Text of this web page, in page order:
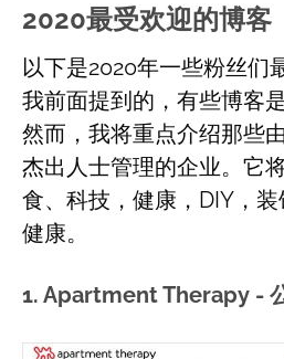
2020最受欢迎的博客
以下是2020年一些粉丝们
我前面提到的，有些博客
然而，我将重点介绍那些
杰出人士管理的企业。它
食、科技，健康，DIY，装
健康。
1. Apartment Therapy -